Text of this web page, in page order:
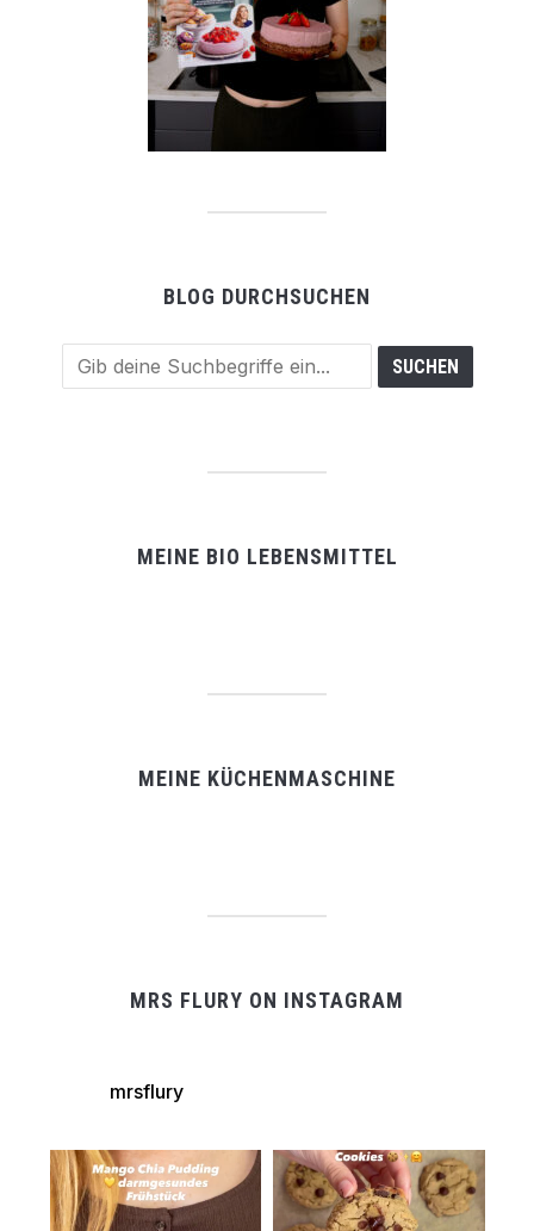
BLOG DURCHSUCHEN
MEINE BIO LEBENSMITTEL
MEINE KÜCHENMASCHINE
MRS FLURY ON INSTAGRAM
mrsflury